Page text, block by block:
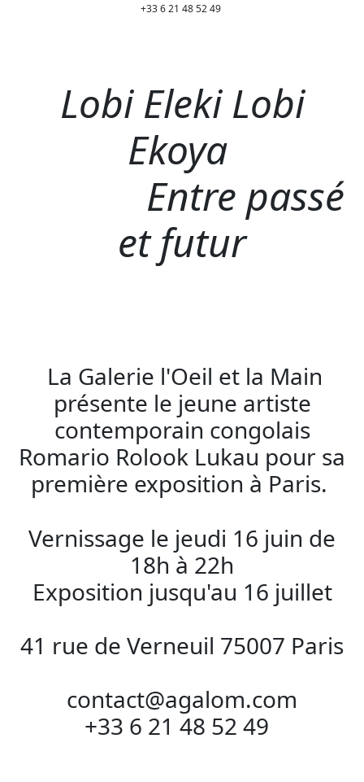
+33 6 21 48 52 49
Lobi Eleki Lobi
Ekoya
Entre passé
et futur
La Galerie l'Oeil et la Main
présente le jeune artiste
contemporain congolais
Romario Rolook Lukau pour sa
première exposition à Paris.
Vernissage le jeudi 16 juin de
18h à 22h
Exposition jusqu'au 16 juillet
41 rue de Verneuil 75007 Paris
contact@agalom.com
+33 6 21 48 52 49